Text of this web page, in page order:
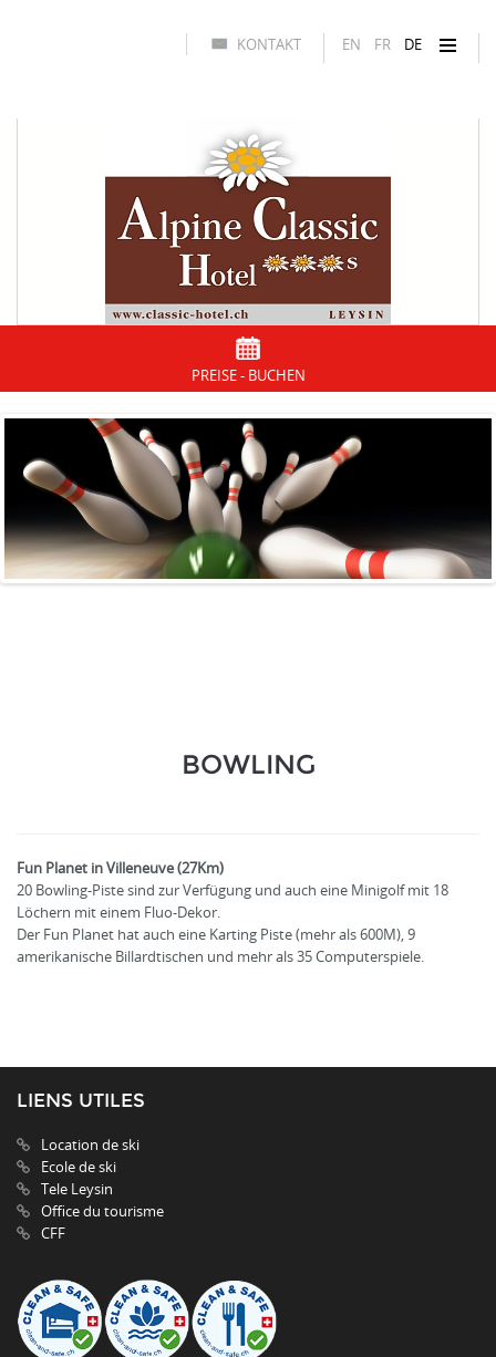
EN FR DE
KONTAKT
PREISE - BUCHEN
BOWLING
Fun Planet in Villeneuve (27Km)
20 Bowling-Piste sind zur Verfügung und auch eine Minigolf mit 18
Löchern mit einem Fluo-Dekor.
Der Fun Planet hat auch eine Karting Piste (mehr als 600M), 9
amerikanische Billardtischen und mehr als 35 Computerspiele.
LIENS UTILES
Location de ski
Ecole de ski
Tele Leysin
Office du tourisme
CFF